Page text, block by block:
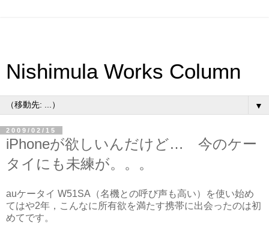
Nishimula Works Column
▼
2009/02/15
iPhoneが欲しいんだけど… 今のケー
タイにも未練が。。。
auケータイ W51SA（名機との呼び声も高い）を使い始め
てはや2年，こんなに所有欲を満たす携帯に出会ったのは初
めてです。